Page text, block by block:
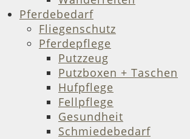
Pferdebedarf
Fliegenschutz
Pferdepflege
Putzzeug
Putzboxen + Taschen
Hufpflege
Fellpflege
Gesundheit
Schmiedebedarf